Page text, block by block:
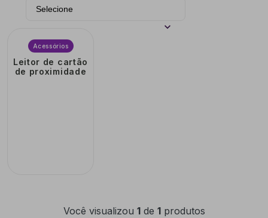
Acessórios
Leitor de cartão
de proximidade
Você visualizou 1de 1produtos